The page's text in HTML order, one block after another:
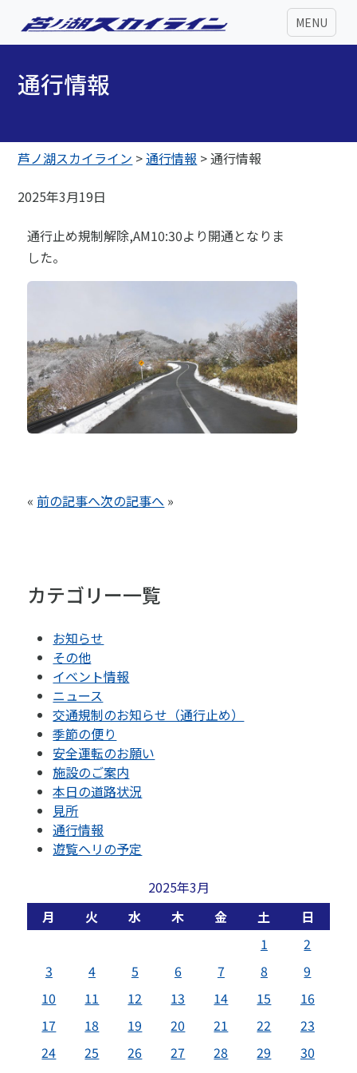
MENU
通行情報
芦ノ湖スカイライン >通行情報 >通行情報
2025年3月19日
通行止め規制解除,AM10:30より開通となりま
した。
«前の記事へ次の記事へ »
カテゴリー一覧
お知らせ
その他
イベント情報
ニュース
交通規制のお知らせ（通行止め）
季節の便り
安全運転のお願い
施設のご案内
本日の道路状況
見所
通行情報
遊覧ヘリの予定
2025年3月
月
火 水 木 金 土
日
1
2
3
4 5 6 7 8
9
10
11 12 13 14 15
16
17
18 19 20 21 22
23
24
25 26 27 28 29
30